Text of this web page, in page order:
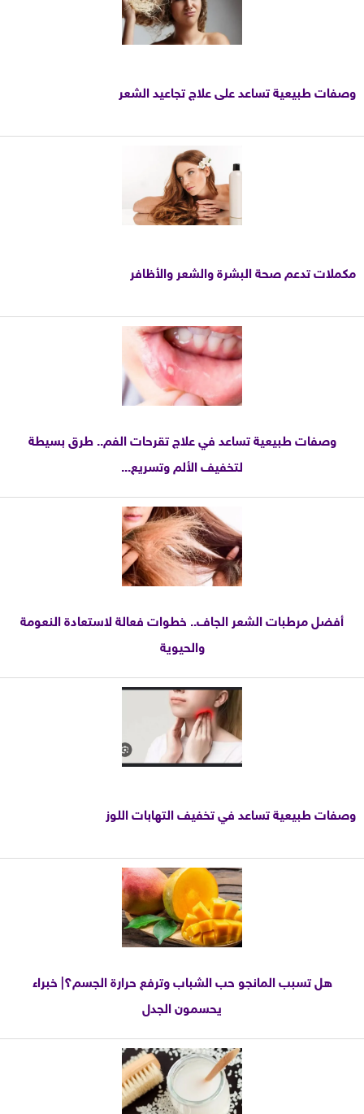
وصفات طبيعية تساعد على علاج تجاعيد الشعر
مكملات تدعم صحة البشرة والشعر والأظافر
وصفات طبيعية تساعد في علاج تقرحات الفم.. طرق بسيطة
لتخفيف الألم وتسريع...
أفضل مرطبات الشعر الجاف.. خطوات فعالة لاستعادة النعومة
والحيوية
وصفات طبيعية تساعد في تخفيف التهابات اللوز
هل تسبب المانجو حب الشباب وترفع حرارة الجسم؟| خبراء
يحسمون الجدل